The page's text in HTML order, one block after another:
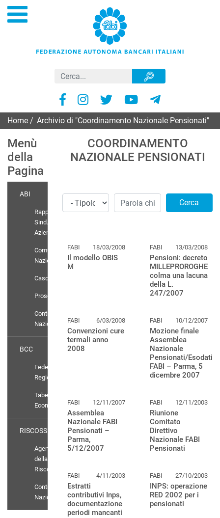
Home Archivio di "Coordinamento Nazionale Pensionati"
Menù
della
Pagina
ABI
Rappr.
Sind.
Aziendali
Comunicati
Nazionali
Casdic
Prosolidar
Contratto
Nazionale
BCC
Federazioni
Regionali
Tabelle
Economiche
RISCOSSIONE
Agenti
della
Riscossione
Contratto
Nazionale
COORDINAMENTO
NAZIONALE PENSIONATI
Cerca
FABI 18/03/2008
Il modello OBIS
M
FABI 13/03/2008
Pensioni: decreto
MILLEPROROGHE
colma una lacuna
della L.
247/2007
FABI 6/03/2008
Convenzioni cure
termali anno
2008
FABI 10/12/2007
Mozione finale
Assemblea
Nazionale
Pensionati/Esodati
FABI – Parma, 5
dicembre 2007
FABI 12/11/2007
Assemblea
Nazionale FABI
Pensionati –
Parma,
5/12/2007
FABI 12/11/2003
Riunione
Comitato
Direttivo
Nazionale FABI
Pensionati
FABI 4/11/2003
Estratti
contributivi Inps,
documentazione
periodi mancanti
FABI 27/10/2003
INPS: operazione
RED 2002 per i
pensionati